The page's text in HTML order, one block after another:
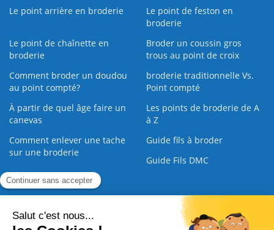
Le point arrière en broderie
Le point de feston en
broderie
Le point de chaînette en
broderie
Broder un coussin gros
trous au point de croix
Comment broder un doudou
au point compté?
broderie traditionnelle Vs.
Point compté
À partir de quel âge faire un
canevas
Les points de broderie de A
à Z
Comment enlever une tache
sur une broderie
Guide fils à broder
Guide Fils DMC
Guide de la Broderie